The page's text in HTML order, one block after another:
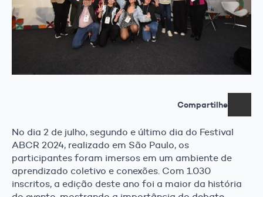
Compartilhe
No dia 2 de julho, segundo e último dia do Festival
ABCR 2024, realizado em São Paulo, os
participantes foram imersos em um ambiente de
aprendizado coletivo e conexões. Com 1.030
inscritos, a edição deste ano foi a maior da história